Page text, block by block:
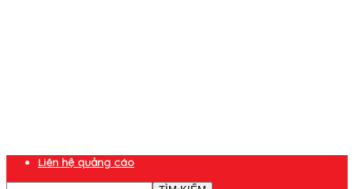
Liên hệ quảng cáo